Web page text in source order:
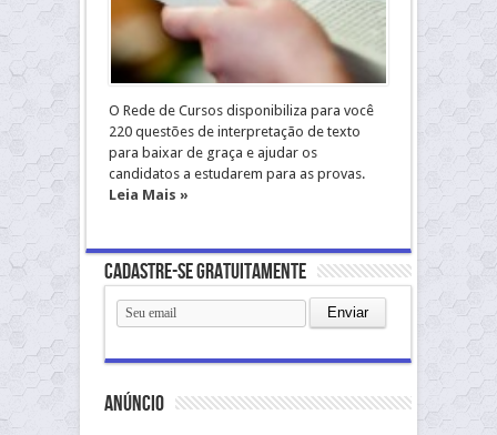
O Rede de Cursos disponibiliza para você
220 questões de interpretação de texto
para baixar de graça e ajudar os
candidatos a estudarem para as provas.
Leia Mais »
Cadastre-se gratuitamente
anúncio